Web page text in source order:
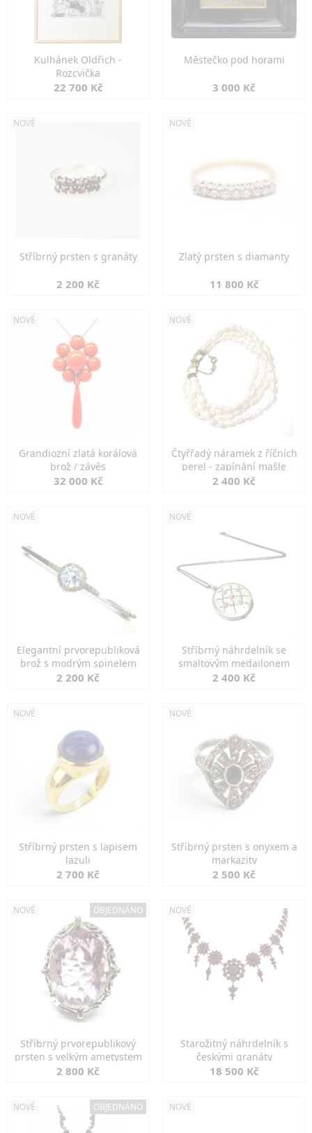
Kulhánek Oldřich -
Rozcvička
22 700 Kč
Městečko pod horami
3 000 Kč
NOVÉ
Stříbrný prsten s granáty
2 200 Kč
NOVÉ
Zlatý prsten s diamanty
11 800 Kč
NOVÉ
Grandiozní zlatá korálová
brož / závěs
32 000 Kč
NOVÉ
Čtyřřadý náramek z říčních
perel - zapínání mašle
2 400 Kč
NOVÉ
Elegantní prvorepubliková
brož s modrým spinelem
2 200 Kč
NOVÉ
Stříbrný náhrdelník se
smaltovým medailonem
2 400 Kč
NOVÉ
Stříbrný prsten s lapisem
lazuli
2 700 Kč
NOVÉ
Stříbrný prsten s onyxem a
markazity
2 500 Kč
NOVÉ OBJEDNÁNO
Stříbrný prvorepublikový
prsten s velkým ametystem
2 800 Kč
NOVÉ
Starožitný náhrdelník s
českými granáty
18 500 Kč
NOVÉ OBJEDNÁNO NOVÉ